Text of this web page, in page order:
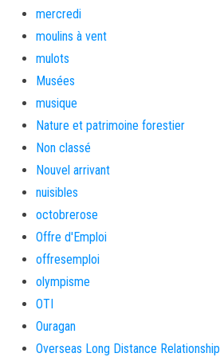
mercredi
moulins à vent
mulots
Musées
musique
Nature et patrimoine forestier
Non classé
Nouvel arrivant
nuisibles
octobrerose
Offre d'Emploi
offresemploi
olympisme
OTI
Ouragan
Overseas Long Distance Relationship